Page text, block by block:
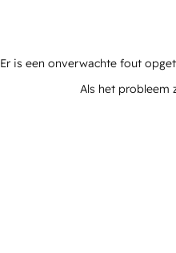
Er is een onverwachte fout
Als het probleem